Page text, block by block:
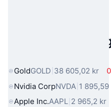
Populära
GoldGOLD 38 605,02 kr
Nvidia CorpNVDA 1
Apple Inc.AAPL 2 965,2 kr